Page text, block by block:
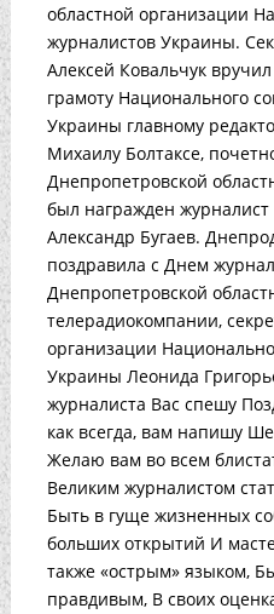
областной организации
журналистов Украины.
Алексей Ковальчук
грамоту Национального
Украины главному
Михаилу Болтаксе,
Днепропетровской
был награжден
Александр Бугаев.
поздравила с Днем
Днепропетровской
телерадиокомпании,
организации
Украины Леонида
журналиста Вас спешу
как всегда, вам напишу
Желаю вам во всем
Великим журналистом
Быть в гуще жизненных
больших открытий И
также «острым» языком,
правдивым, В своих